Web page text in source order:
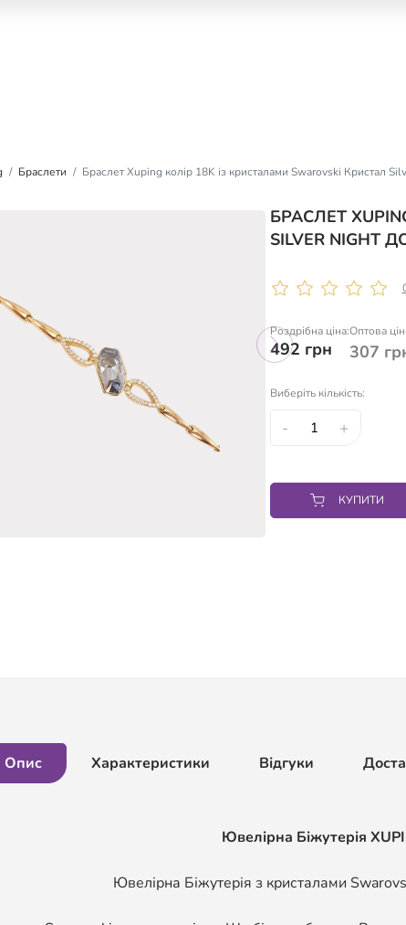
Браслети Браслет Xuping колір 18K із кристалами Swarovski Кристал
БРАСЛЕТ
SILVER
Роздрібна ціна:
492 грн
Оптова
307
Виберіть кількість:
- +
КУПИТИ
Опис Характеристики Відгуки
Ювелірна Біжутерія
Ювелірна Біжутерія з кристалами